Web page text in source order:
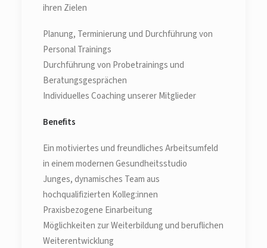
ihren Zielen
Planung, Terminierung und Durchführung von
Personal Trainings
Durchführung von Probetrainings und
Beratungsgesprächen
Individuelles Coaching unserer Mitglieder
Benefits
Ein motiviertes und freundliches Arbeitsumfeld
in einem modernen Gesundheitsstudio
Junges, dynamisches Team aus
hochqualifizierten Kolleg:innen
Praxisbezogene Einarbeitung
Möglichkeiten zur Weiterbildung und beruflichen
Weiterentwicklung